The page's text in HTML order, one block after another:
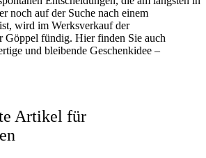
noch auf der Suche nach einem
wird im Werksverkauf der
Göppel fündig. Hier finden Sie auch
und bleibende Geschenkidee –
Artikel für